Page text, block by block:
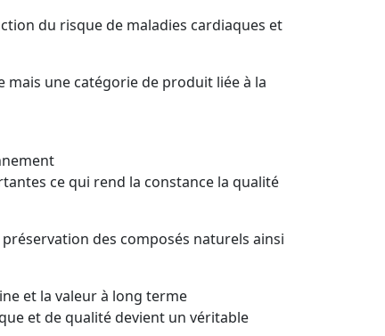
du risque de maladies cardiaques et
mais une catégorie de produit liée à la
ce qui rend la constance la qualité
des composés naturels ainsi
et la valeur à long terme
et de qualité devient un véritable